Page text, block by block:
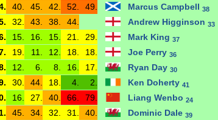
40. 45. 42. 52. 49. Marcus Campbell 38
32. 43. 38. 44. Andrew Higginson 33
15. 16. 15. 21. 29. Mark King 37
19. 11. 12. 18. 18. Joe Perry 36
12. 6. 8. 16. 17. Ryan Day 30
30. 44. 18. 4. 2. Ken Doherty 41
16. 27. 40. 66. 79. Liang Wenbo 24
45. 34. 32. 31. 40. Dominic Dale 39